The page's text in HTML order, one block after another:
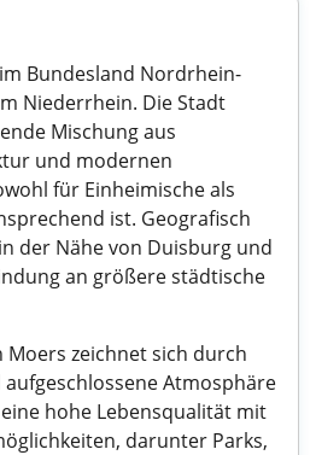
Bundesland Nordrhein-
Niederrhein. Die Stadt
Mischung aus
und modernen
für Einheimische als
ist. Geografisch
der Nähe von Duisburg und
an größere städtische
zeichnet sich durch
Atmosphäre
hohe Lebensqualität mit
darunter Parks,